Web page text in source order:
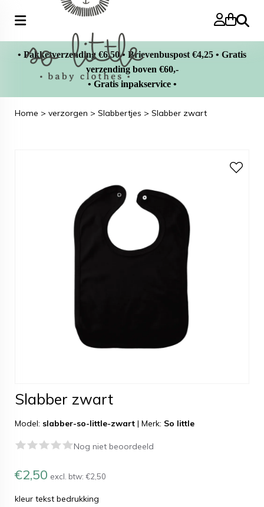
Zoeken
• Pakketverzending €6,50 • Brievenbuspost €4,25 • Gratis
verzending boven €60,-
• Gratis inpakservice •
Home > verzorgen > Slabbertjes > Slabber zwart
Slabber zwart
Model: slabber-so-little-zwart | Merk: So little
Nog niet beoordeeld
€2,50 excl. btw: €2,50
kleur tekst bedrukking